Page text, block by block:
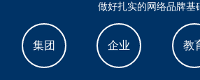
做好扎实的网络品牌基
集团 企业 教